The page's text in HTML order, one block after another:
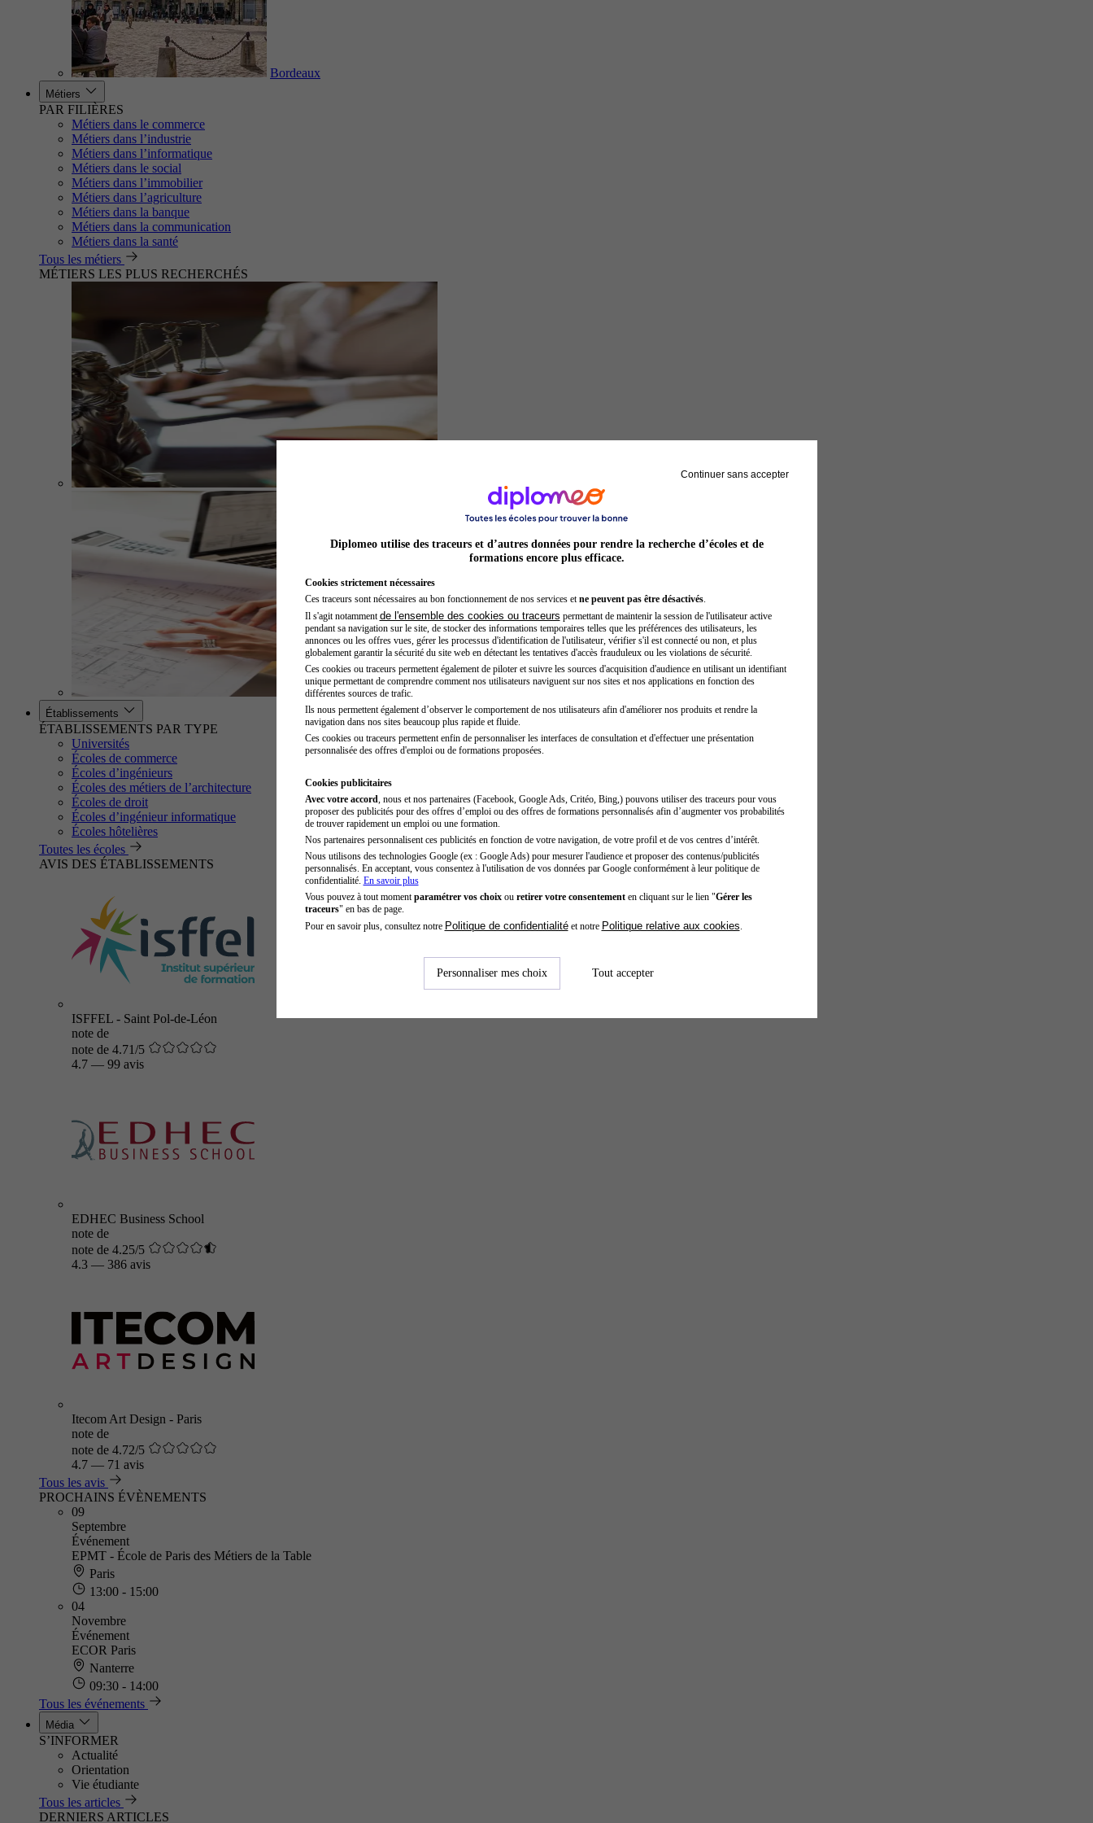
Bordeaux
Métiers
PAR FILIÈRES
Métiers dans le commerce
Métiers dans l’industrie
Métiers dans l’informatique
Métiers dans le social
Métiers dans l’immobilier
Métiers dans l’agriculture
Métiers dans la banque
Métiers dans la communication
Métiers dans la santé
Tous les métiers
MÉTIERS LES PLUS RECHERCHÉS
Établissements
ÉTABLISSEMENTS PAR TYPE
Universités
Écoles de commerce
Écoles d’ingénieurs
Écoles des métiers de l’architecture
Écoles de droit
Écoles d’ingénieur informatique
Écoles hôtelières
Toutes les écoles
AVIS DES ÉTABLISSEMENTS
ISFFEL - Saint Pol-de-Léon
note de
note de 4.71/5
4.7 — 99 avis
EDHEC Business School
note de
note de 4.25/5
4.3 — 386 avis
Itecom Art Design - Paris
note de
note de 4.72/5
4.7 — 71 avis
Tous les avis
PROCHAINS ÉVÈNEMENTS
09
Septembre
Événement
EPMT - École de Paris des Métiers de la Table
Paris
13:00 - 15:00
04
Novembre
Événement
ECOR Paris
Nanterre
09:30 - 14:00
Tous les événements
Média
S’INFORMER
Actualité
Orientation
Vie étudiante
Tous les articles
DERNIERS ARTICLES
Continuer sans accepter
Diplomeo utilise des traceurs et d’autres données pour rendre la recherche d’écoles et de
formations encore plus efficace.
Cookies strictement nécessaires
Ces traceurs sont nécessaires au bon fonctionnement de nos services et ne peuvent pas être désactivés.
Il s'agit notamment de l'ensemble des cookies ou traceurs permettant de maintenir la session de l'utilisateur active
pendant sa navigation sur le site, de stocker des informations temporaires telles que les préférences des utilisateurs, les
annonces ou les offres vues, gérer les processus d'identification de l'utilisateur, vérifier s'il est connecté ou non, et plus
globalement garantir la sécurité du site web en détectant les tentatives d'accès frauduleux ou les violations de sécurité.
Ces cookies ou traceurs permettent également de piloter et suivre les sources d'acquisition d'audience en utilisant un identifiant
unique permettant de comprendre comment nos utilisateurs naviguent sur nos sites et nos applications en fonction des
différentes sources de trafic.
Ils nous permettent également d’observer le comportement de nos utilisateurs afin d'améliorer nos produits et rendre la
navigation dans nos sites beaucoup plus rapide et fluide.
Ces cookies ou traceurs permettent enfin de personnaliser les interfaces de consultation et d'effectuer une présentation
personnalisée des offres d'emploi ou de formations proposées.
Cookies publicitaires
Avec votre accord , nous et nos partenaires (Facebook, Google Ads, Critéo, Bing,) pouvons utiliser des traceurs pour vous
proposer des publicités pour des offres d’emploi ou des offres de formations personnalisés afin d’augmenter vos probabilités
de trouver rapidement un emploi ou une formation.
Nos partenaires personnalisent ces publicités en fonction de votre navigation, de votre profil et de vos centres d’intérêt.
Nous utilisons des technologies Google (ex : Google Ads) pour mesurer l'audience et proposer des contenus/publicités
personnalisés. En acceptant, vous consentez à l'utilisation de vos données par Google conformément à leur politique de
confidentialité. En savoir plus
Vous pouvez à tout moment paramétrer vos choixou retirer votre consentementen cliquant sur le lien "Gérer les
traceurs" en bas de page.
Pour en savoir plus, consultez notre Politique de confidentialitéet notre Politique relative aux cookies
Personnaliser mes choix Tout accepter